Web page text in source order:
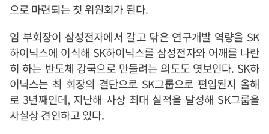
으로 마련되는 첫 위원회가 된다.
임 부회장이 삼성전자에서 갈고 닦은 연구개발 역량을 SK
하이닉스에 이식해 SK하이닉스를 삼성전자와 어깨를 나란
히 하는 반도체 강국으로 만들려는 의도도 엿보인다. SK하
이닉스는 최 회장의 결단으로 SK그룹으로 편입된지 올해
로 3년째인데, 지난해 사상 최대 실적을 달성해 SK그룹을
사실상 견인하고 있다.